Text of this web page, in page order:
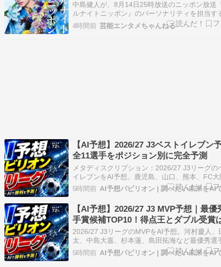
中島健人が、8月14日25時放送のニッポン放送
ルナイトニッポン』のパーソナリティを担当す
が決定した。中島が『オールナイトニッポン』
称“1部”のパーソナリティを担当するのは初。
4時間前 芸能エンタメちゃんねる
【AI予想】2026/27 J3ベストイレブン
全11選手をポジション別に完全予測
メタディスクリプション：2026/27 J3リーグの
イレブンをAI予想。鹿児島、山口、熊本、FC
昇格候補を中心に、田村翔太、河村慶人、中島
注目選手11人を予測します。 推奨URL：j3-
best-eleven-prediction 2026/2…
5時間前
【AI予想】2026/27 J3 MVP予想｜最優
手賞候補TOP10！得点王とダブル受賞
2026/27 J3リーグのMVPをAI予想。河村慶人、
太、中島大嘉、杉本蓮、島田拓海など最優秀選
補TOP10をランキング形式で徹底分析します。
https://sirabetaikoto.com/jleague26_27 2026/
5時間前